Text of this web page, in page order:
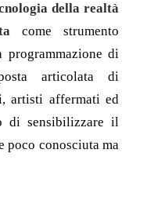
della realtà
come strumento
di
articolata di
artisti affermati ed
di sensibilizzare il
poco conosciuta ma